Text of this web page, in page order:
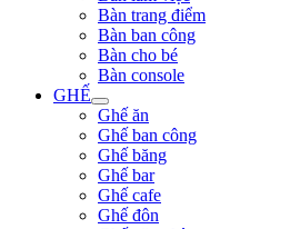
Bàn trang điểm
Bàn ban công
Bàn cho bé
Bàn console
GHẾ
Ghế ăn
Ghế ban công
Ghế băng
Ghế bar
Ghế cafe
Ghế đôn